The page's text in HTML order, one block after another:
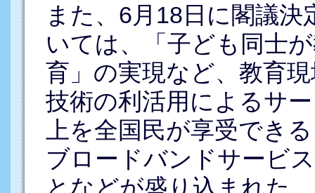
また、6月18日に閣議
いては、「子ども同士
育」の実現など、教育
技術の利活用によるサ
上を全国民が享受でき
ブロードバンドサービ
となどが盛り込まれた。